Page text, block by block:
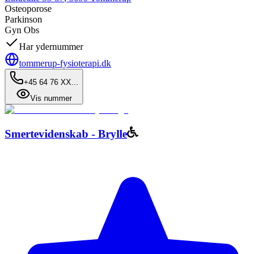
Osteoporose
Parkinson
Gyn Obs
Har ydernummer
tommerup-fysioterapi.dk
+45 64 76 XX...
Vis nummer
Smertevidenskab - Brylle